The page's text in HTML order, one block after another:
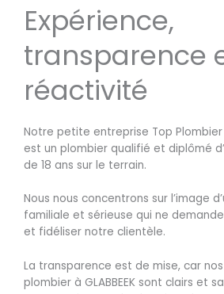
Expérience,
transparence
réactivité
Notre petite entreprise Top
est un plombier qualifié et diplômé
de 18 ans sur le terrain.
Nous nous concentrons sur l’image
familiale et sérieuse qui ne
et fidéliser notre clientèle.
La transparence est de mise, car
plombier à GLABBEEK sont clairs et